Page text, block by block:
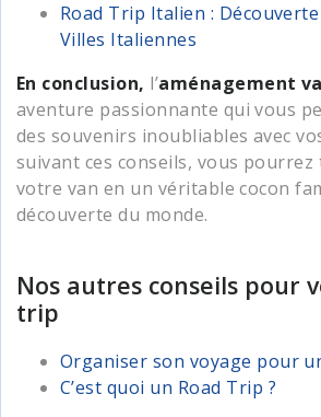
Road Trip Italien :
Villes Italiennes
En conclusion, l’aménagement
aventure passionnante qui vous
des souvenirs inoubliables avec
suivant ces conseils, vous
votre van en un véritable cocon
découverte du monde.
Nos autres conseils pour
trip
Organiser son voyage pour
C’est quoi un Road Trip ?